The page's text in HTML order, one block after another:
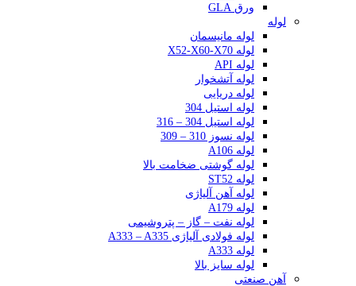
ورق GLA
لوله
لوله مانیسمان
لوله X52-X60-X70
لوله API
لوله آتشخوار
لوله دریایی
لوله استیل 304
لوله استیل 304 – 316
لوله نسوز 310 – 309
لوله A106
لوله گوشتی ضخامت بالا
لوله ST52
لوله آهن آلیاژی
لوله A179
لوله نفت – گاز – پتروشیمی
لوله فولادی آلیاژی A333 – A335
لوله A333
لوله سایز بالا
آهن صنعتی